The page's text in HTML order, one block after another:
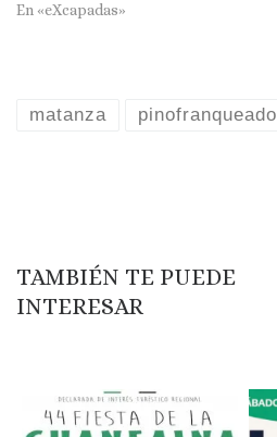
En «eXcapadas»
matanza pinofranqueado
TAMBIÉN TE PUEDE
INTERESAR